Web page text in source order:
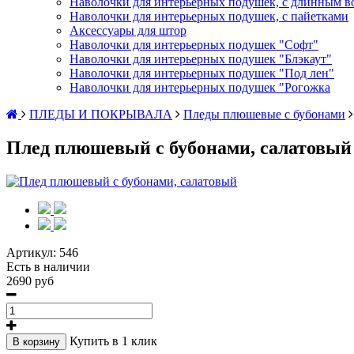
Наволочки для интерьерных подушек, с пайетками
Аксессуары для штор
Наволочки для интерьерных подушек "Софт"
Наволочки для интерьерных подушек "Блэкаут"
Наволочки для интерьерных подушек "Под лен"
Наволочки для интерьерных подушек "Рогожка
ПЛЕДЫ И ПОКРЫВАЛА
Пледы плюшевые с бубонами
Плед плюшевый с бубонами, салатовый
Артикул: 546
Есть в наличии
2690 руб
В корзину Купить в 1 клик